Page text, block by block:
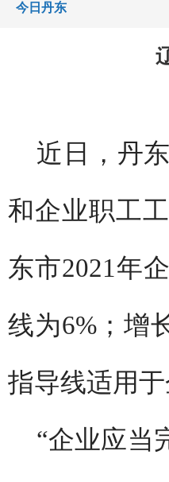
今日丹东
近日，丹
和企业职工
东市2021年
线为6%；增
指导线适用
“企业应当